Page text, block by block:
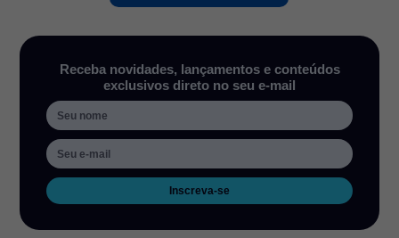
Receba novidades, lançamentos e conteúdos
exclusivos direto no seu e-mail
Inscreva-se